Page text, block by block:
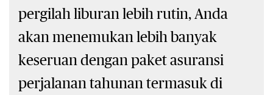
pergilah liburan lebih rutin, Anda
akan menemukan lebih banyak
keseruan dengan paket asuransi
perjalanan tahunan termasuk di